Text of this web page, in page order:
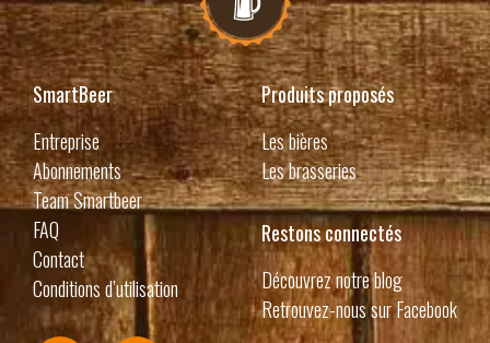
SmartBeer
Entreprise
Abonnements
Team Smartbeer
FAQ
Contact
Conditions d’utilisation
Produits proposés
Les bières
Les brasseries
Restons connectés
Découvrez notre blog
Retrouvez-nous sur Facebook